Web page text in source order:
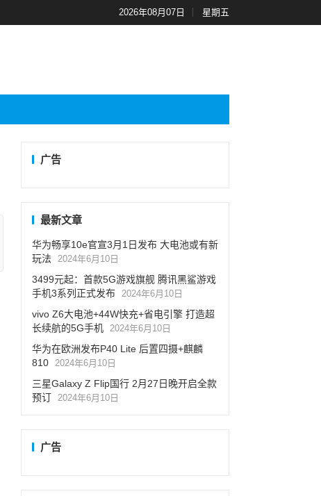
2026年08月07日 星期五
广告
最新文章
华为畅享10e官宣3月1日发布 大电池或有新
玩法 2024年6月10日
3499元起：首款5G游戏旗舰 腾讯黑鲨游戏
手机3系列正式发布 2024年6月10日
vivo Z6大电池+44W快充+省电引擎 打造超
长续航的5G手机 2024年6月10日
华为在欧洲发布P40 Lite 后置四摄+麒麟
810 2024年6月10日
三星Galaxy Z Flip国行 2月27日晚开启全款
预订 2024年6月10日
广告